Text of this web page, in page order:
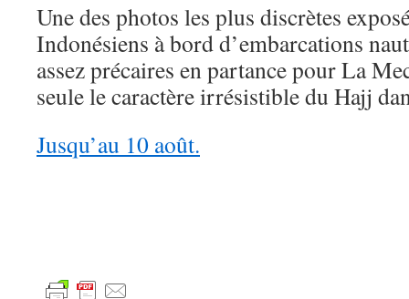
Une des photos les plus discrètes
Indonésiens à bord d’embarcations
assez précaires en partance pour La
seule le caractère irrésistible du Hajj
Jusqu’au 10 août.